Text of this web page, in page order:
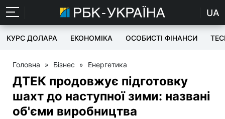
UA
КУРС ДОЛАРА ЕКОНОМІКА ОСОБИСТІ ФІНАНСИ
Головна » Бізнес » Енергетика
ДТЕК продовжує підготовку
шахт до наступної зими: названі
об'єми виробництва